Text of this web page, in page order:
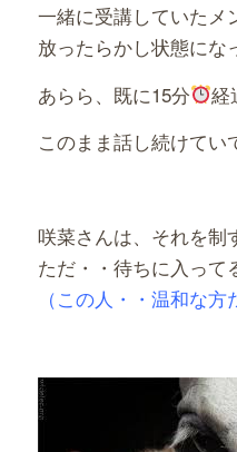
一緒に受講していたメ
放ったらかし状態にな
あらら、既に15分
経
このまま話し続けてい
咲菜さんは、それを制
ただ・・待ちに入って
（この人・・温和な方